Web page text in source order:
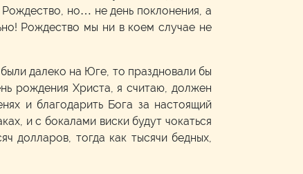
но… не день поклонения, а
Рождество мы ни в коем случае не
далеко на Юге, то праздновали бы
рождения Христа, я считаю, должен
и благодарить Бога за настоящий
и с бокалами виски будут чокаться
долларов, тогда как тысячи бедных,